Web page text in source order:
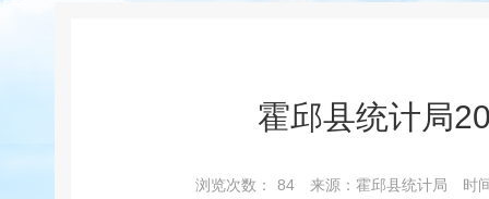
霍邱县统计局
浏览次数： 84 来源：霍邱县统计局 时